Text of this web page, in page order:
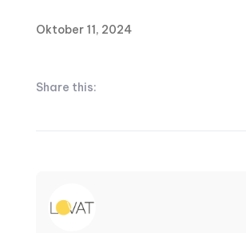
Oktober 11, 2024
Share this: